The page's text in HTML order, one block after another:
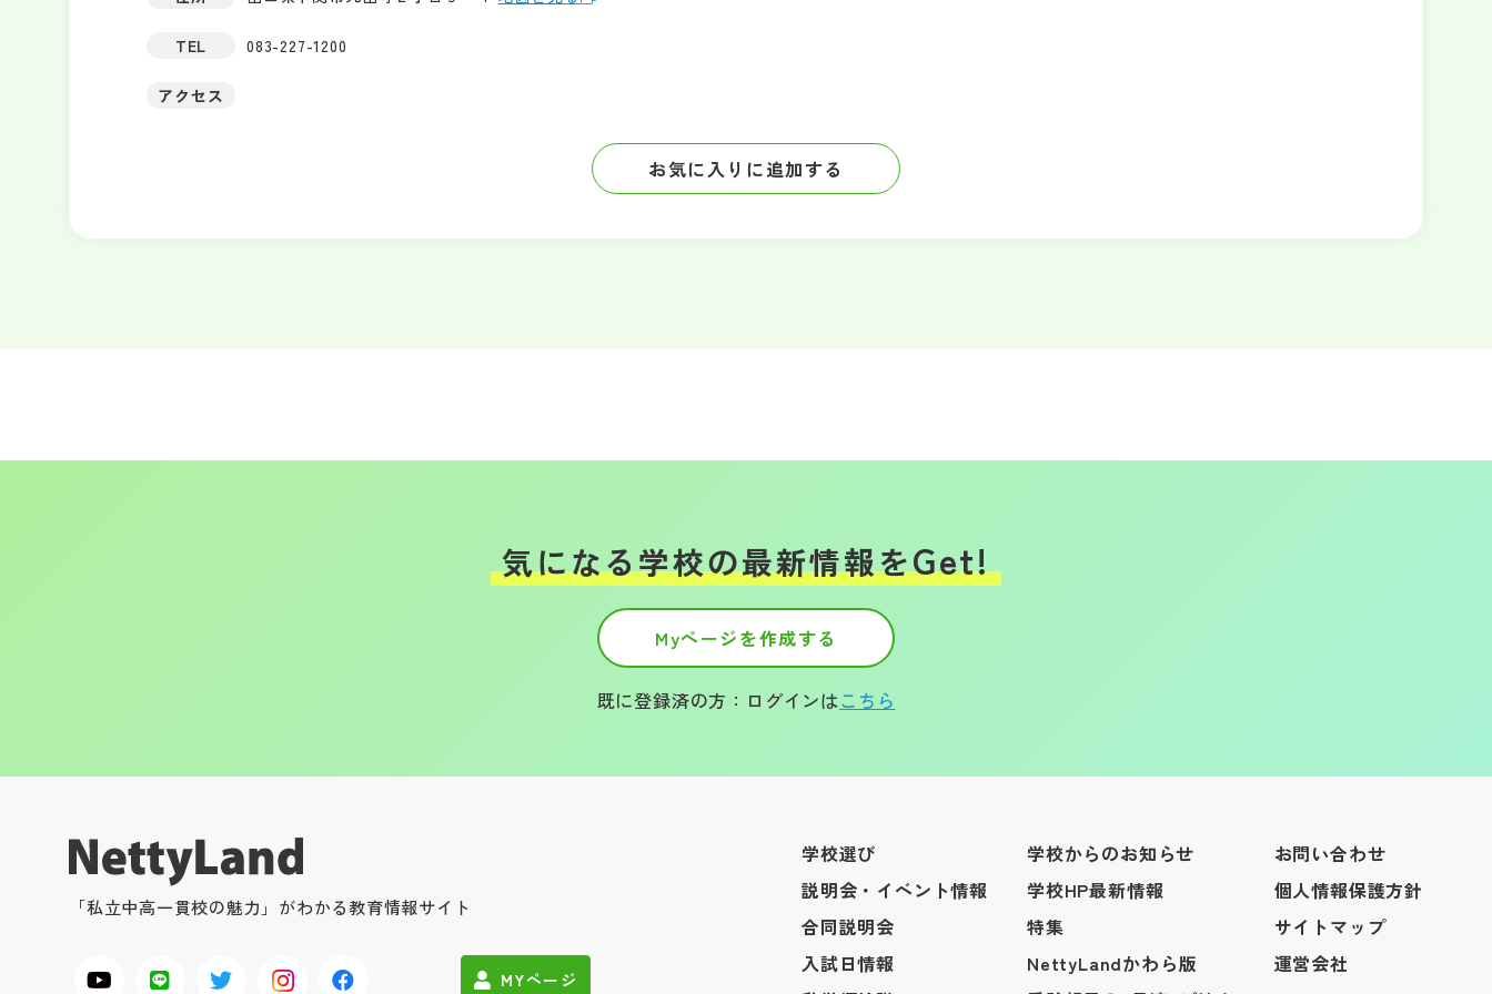
TEL 083-227-1200
アクセス
お気に入りに追加する
気になる学校の最新情報をGet!
Myページを作成する
既に登録済の方：ログインはこちら
「私立中高一貫校の魅力」がわかる教育情報サイト
MYページ
学校選び
説明会・イベント情報
合同説明会
入試日情報
学校からのお知らせ
学校HP最新情報
特集
NettyLandかわら版
お問い合わせ
個人情報保護方針
サイトマップ
運営会社